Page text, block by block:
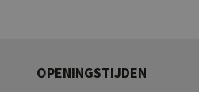
OPENINGSTIJDEN